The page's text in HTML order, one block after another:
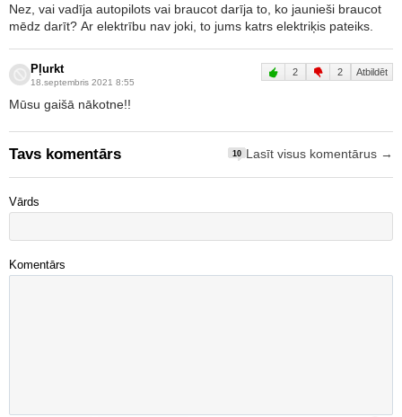
Nez, vai vadīja autopilots vai braucot darīja to, ko jaunieši braucot
mēdz darīt? Ar elektrību nav joki, to jums katrs elektriķis pateiks.
Pļurkt
18.septembris 2021 8:55
2 2 Atbildēt
Mūsu gaišā nākotne!!
Tavs komentārs 10 Lasīt visus komentārus →
Vārds
Komentārs